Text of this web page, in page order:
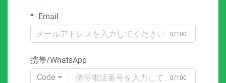
Email
0/100
携帯/WhatsApp
Code
0/100